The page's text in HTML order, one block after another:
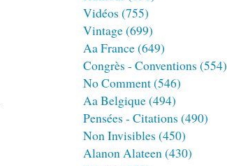
Vidéos (755)
Vintage(699)
Aa France(649)
Congrès - Conventions (554)
No Comment(546)
Aa Belgique(494)
Pensées - Citations (490)
Non Invisibles (450)
Alanon Alateen(430)